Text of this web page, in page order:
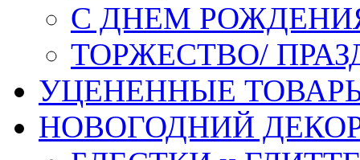
С ДНЕМ
ТОРЖЕСТВО/
УЦЕНЕННЫЕ
НОВОГОДНИЙ